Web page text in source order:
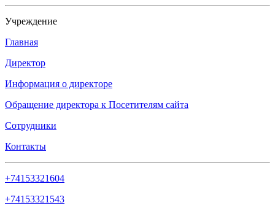
Учреждение
Главная
Директор
Информация о директоре
Обращение директора к Посетителям сайта
Сотрудники
Контакты
+74153321604
+74153321543